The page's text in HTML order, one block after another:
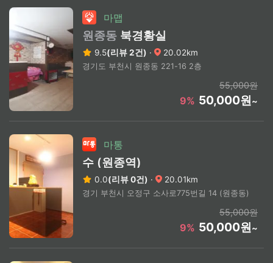
마맵
원종동 북경황실
9.5(리뷰 2건) · 20.02km
경기도 부천시 원종동 221-16 2층
55,000원
9% 50,000원~
마통
수 (원종역)
0.0(리뷰 0건) · 20.01km
경기 부천시 오정구 소사로775번길 14 (원종동)
55,000원
9% 50,000원~